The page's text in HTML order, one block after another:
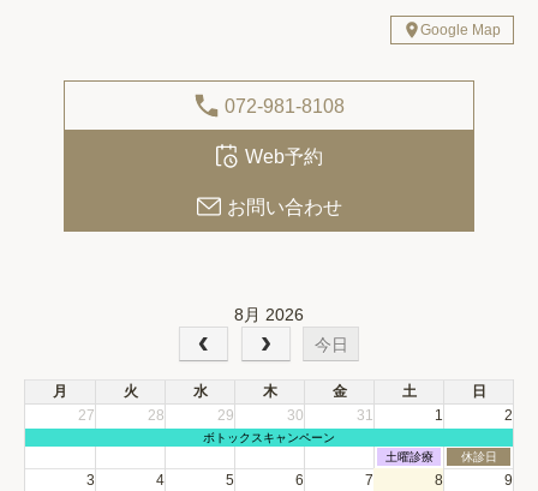
Google Map
072-981-8108
Web予約
お問い合わせ
8月 2026
今日
月 火 水 木 金 土
日
27
28 29 30 31 1 2
月
日,
ボトックスキャンペーン
土
曜
土曜診療
日
曜
休診日
3 4 5 6 7 8 9